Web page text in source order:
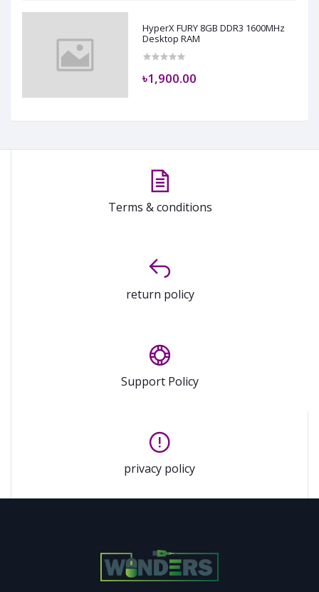
HyperX FURY 8GB DDR3 1600MHz
Desktop RAM
৳1,900.00
Terms & conditions
return policy
Support Policy
privacy policy